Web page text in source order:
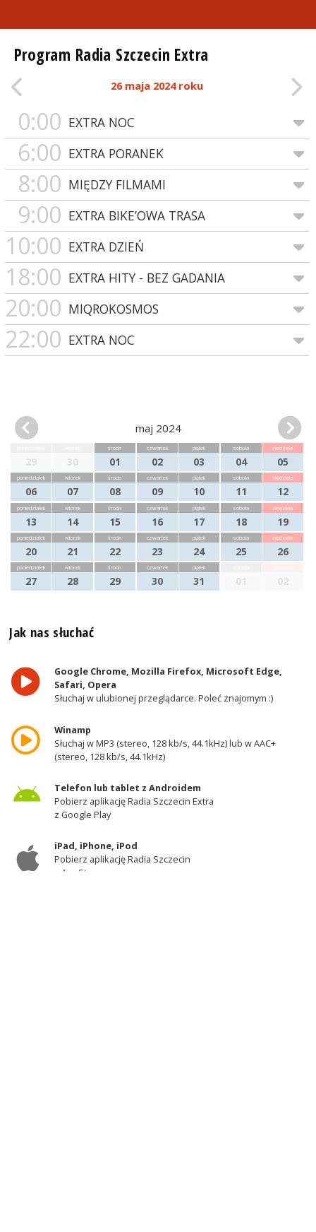
Program Radia Szczecin Extra
26 maja 2024 roku
0:00 EXTRA NOC
6:00 EXTRA PORANEK
8:00 MIĘDZY FILMAMI
9:00 EXTRA BIKE’OWA TRASA
10:00 EXTRA DZIEŃ
18:00 EXTRA HITY - BEZ GADANIA
20:00 MIQROKOSMOS
22:00 EXTRA NOC
maj 2024
29 30
środa
01
czwartek
02
piątek
03
sobota
04
niedziela
05
poniedziałek
06
wtorek
07
środa
08
czwartek
09
piątek
10
sobota
11
niedziela
12
poniedziałek
13
wtorek
14
środa
15
czwartek
16
piątek
17
sobota
18
niedziela
19
poniedziałek
20
wtorek
21
środa
22
czwartek
23
piątek
24
sobota
25
niedziela
26
poniedziałek
27
wtorek
28
środa
29
czwartek
30
piątek
31 01 02
Jak nas słuchać
Google Chrome, Mozilla Firefox, Microsoft Edge,
Safari, Opera
Słuchaj w ulubionej przeglądarce. Poleć znajomym :)
Winamp
Słuchaj w MP3 (stereo, 128 kb/s, 44.1kHz) lub w AAC+
(stereo, 128 kb/s, 44.1kHz)
Telefon lub tablet z Androidem
Pobierz aplikację Radia Szczecin Extra
z Google Play
iPad, iPhone, iPod
Pobierz aplikację Radia Szczecin
z AppStore